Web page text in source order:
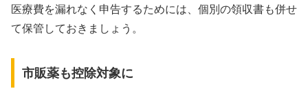
医療費を漏れなく申告するためには、個別の領収書も併せ
て保管しておきましょう。
市販薬も控除対象に